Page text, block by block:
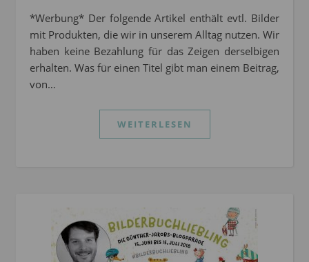
*Werbung* Der folgende Artikel enthält evtl. Bilder
mit Produkten, die wir in unserem Alltag nutzen. Wir
haben keine Bezahlung für das Zeigen derselbigen
erhalten. Was für einen Titel gibt man einem Beitrag,
von…
WEITERLESEN